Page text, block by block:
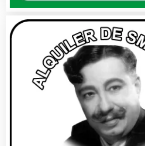
Asesoría Fiscal
Asilos
Asociaciones Civiles
Asociaciones Empresariales